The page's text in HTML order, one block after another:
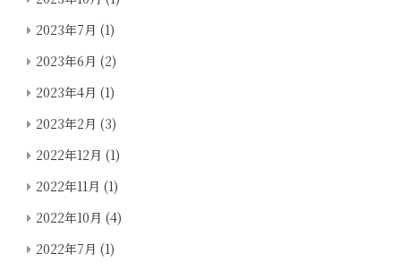
2023年7月 (1)
2023年6月 (2)
2023年4月 (1)
2023年2月 (3)
2022年12月 (1)
2022年11月 (1)
2022年10月 (4)
2022年7月 (1)